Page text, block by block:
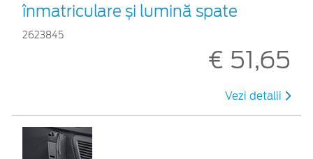
înmatriculare și lumină spate
2623845
€ 51,65
Vezi detalii